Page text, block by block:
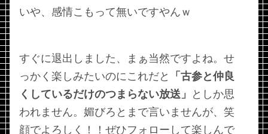
いや、感情こもって無いですやんｗ
すぐに退出しました、まぁ当然ですよね。せ
っかく楽しみたいのにこれだと
「古参と仲良
くしているだけのつまらない放送」
としか思
われません。媚びろとまで言いませんが、笑
顔でよろしく！！ぜひフォローして楽しんで